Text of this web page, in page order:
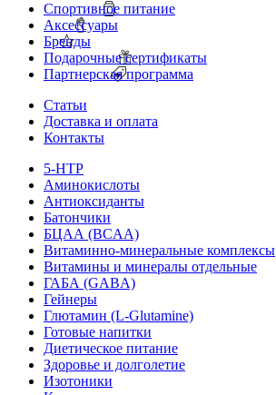
Спортивное питание
Аксессуары
Бренды
Подарочные сертификаты
Партнерская программа
Статьи
Доставка и оплата
Контакты
5-HTP
Аминокислоты
Антиоксиданты
Батончики
БЦАА (BCAA)
Витаминно-минеральные комплексы
Витамины и минералы отдельные
ГАБА (GABA)
Гейнеры
Глютамин (L-Glutamine)
Готовые напитки
Диетическое питание
Здоровье и долголетие
Изотоники